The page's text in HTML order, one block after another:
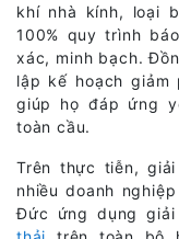
khí nhà kính, loại
100% quy trình
xác, minh bạch.
lập kế hoạch giảm
giúp họ đáp ứng
toàn cầu.
Trên thực tiễn,
nhiều doanh
Đức ứng dụng giải